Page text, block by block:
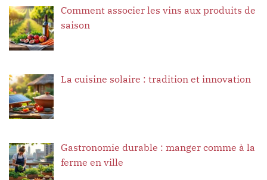
Comment associer les vins aux produits de
saison
La cuisine solaire : tradition et innovation
Gastronomie durable : manger comme à la
ferme en ville